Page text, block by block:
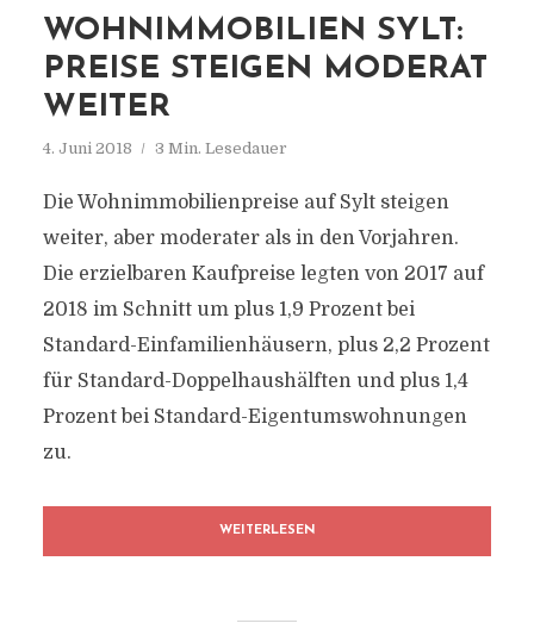
WOHNIMMOBILIEN SYLT:
PREISE STEIGEN MODERAT
WEITER
4. Juni 2018 3 Min. Lesedauer
Die Wohnimmobilienpreise auf Sylt steigen
weiter, aber moderater als in den Vorjahren.
Die erzielbaren Kaufpreise legten von 2017 auf
2018 im Schnitt um plus 1,9 Prozent bei
Standard-Einfamilienhäusern, plus 2,2 Prozent
für Standard-Doppelhaushälften und plus 1,4
Prozent bei Standard-Eigentumswohnungen
zu.
WEITERLESEN